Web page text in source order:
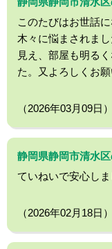
このたびはお世話
木々に悩まされま
見え、部屋も明る
た。又よろしくお願
（2026年03月09日）
静岡県静岡市清水
ていねいで安心しま
（2026年02月18日）